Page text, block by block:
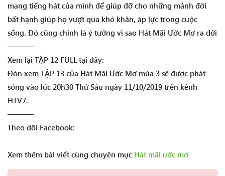
mang tiếng hát của mình để giúp đỡ cho những mảnh đời
bất hạnh giúp họ vượt qua khó khăn, áp lực trong cuộc
sống. Đó cũng chính là ý tưởng vì sao Hát Mãi Ước Mơ ra đời
———–
Xem lại TẬP 12 FULL tại đây:
Đón xem TẬP 13 của Hát Mãi Ước Mơ mùa 3 sẽ được phát
sóng vào lúc 20h30 Thứ Sáu ngày 11/10/2019 trên kênh
HTV7.
———–
Theo dõi Facebook:
Xem thêm bài viết cùng chuyên mục Hát mãi ước mơ